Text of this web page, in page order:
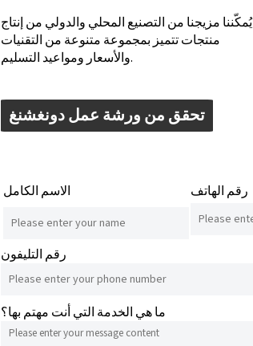
يُمكّننا مزيجنا من التصنيع المحلي والدولي من إنتاج
منتجات تتميز بمجموعة متنوعة من التقنيات
والأسعار ومواعيد التسليم.
تحقق من ورشة عمل دونغشنغ
الاسم الكامل رقم الهاتف
رقم التليفون
ما هي الخدمة التي أنت مهتم بها؟